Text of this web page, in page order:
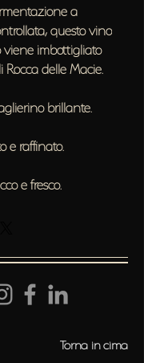
a
questo vino
viene imbottigliato
delle Macie.
brillante.
e raffinato.
e fresco.
Torna in cima